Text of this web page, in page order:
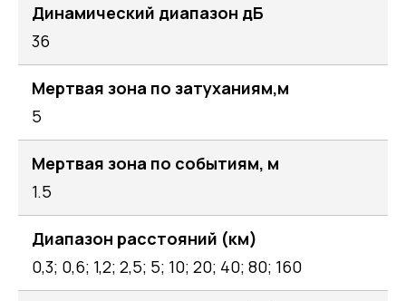
Динамический диапазон дБ
36
Мертвая зона по затуханиям,м
5
Мертвая зона по событиям, м
1.5
Диапазон расстояний (км)
0,3; 0,6; 1,2; 2,5; 5; 10; 20; 40; 80; 160